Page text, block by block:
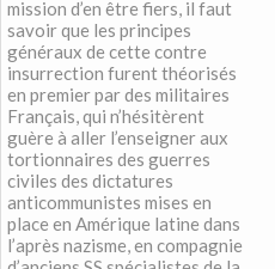
mission d’en être fiers, il faut
savoir que les principes
généraux de cette contre
insurrection furent théorisés
en premier par des militaires
Français, qui n’hésitèrent
guère à aller l’enseigner aux
tortionnaires des guerres
civiles des dictatures
anticommunistes mises en
place en Amérique latine dans
l’après nazisme, en compagnie